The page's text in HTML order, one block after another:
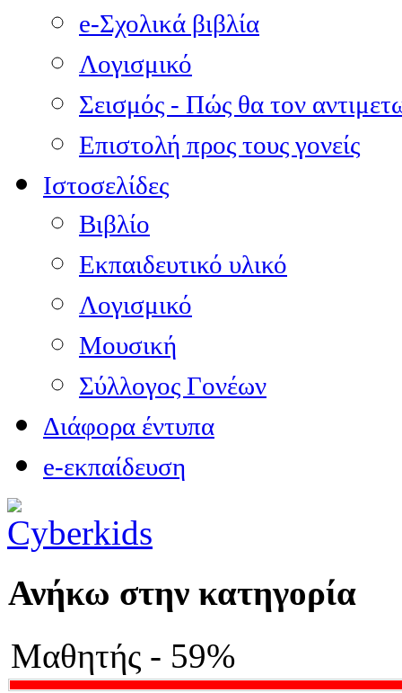
e-Σχολικά βιβλία
Λογισμικό
Σεισμός - Πώς θα τον
Επιστολή προς τους γονείς
Ιστοσελίδες
Βιβλίο
Εκπαιδευτικό υλικό
Λογισμικό
Μουσική
Σύλλογος Γονέων
Διάφορα έντυπα
e-εκπαίδευση
Ανήκω στην κατηγορία
Μαθητής - 59%